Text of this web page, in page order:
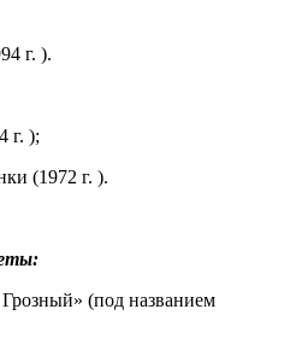
г. ).
г. );
(1972 г. ).
(под названием